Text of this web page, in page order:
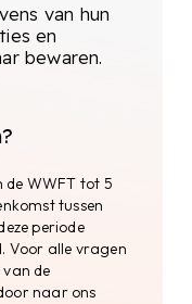
worden
vereisten
over het
te
van hun
en
bewaren.
WWFT tot 5
tussen
periode
Voor alle vragen
de
naar ons